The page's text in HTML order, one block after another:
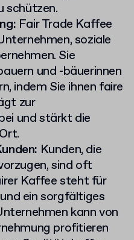
schützen.
Fair Trade Kaffee
soziale
Sie
und -bäuerinnen
indem Sie ihnen faire
zur
und stärkt die
Kunden, die
sind oft
Kaffee steht für
ein sorgfältiges
kann von
profitieren